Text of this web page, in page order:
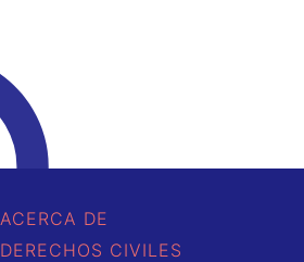
ACERCA DE
DERECHOS CIVILES